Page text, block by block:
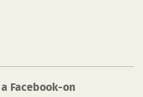
Facebook-on